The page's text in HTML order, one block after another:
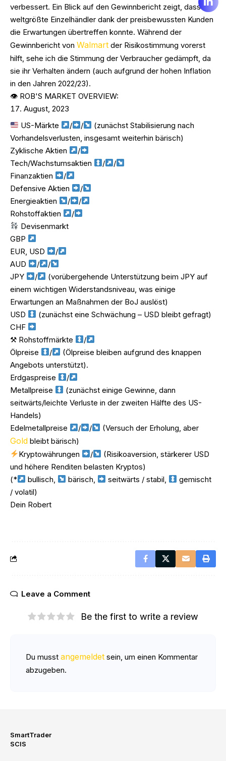
verbessert. Ein Blick auf den Gewinnbericht zeigt, dass der
weltgrößte Einzelhändler dank der preisbewussten Kunden
die Erwartungen übertreffen konnte. Während der
Gewinnbericht von Walmart der Risikostimmung vorerst
hilft, sehe ich die Stimmung der Verbraucher gedämpft, da
sie ihr Verhalten ändern (auch aufgrund der hohen Inflation
in den Jahren 2022/23).
👁 ROB'S MARKET OVERVIEW:
August, 2023
US-Märkte
/ /
(zunächst Stabilisierung nach
Vorhandelsverlusten, insgesamt weiterhin bärisch)
Zyklische Aktien
/
Tech/Wachstumsaktien
/
/
Finanzaktien
/
Defensive Aktien
/
Energieaktien
/
/
Rohstoffaktien
/
Devisenmarkt
GBP
EUR, USD
/
AUD
/
/
JPY
/
(vorübergehende Unterstützung beim JPY auf
einem wichtigen Widerstandsniveau, was einige
Erwartungen an Maßnahmen der BoJ auslöst)
USD
(zunächst eine Schwächung – USD bleibt gefragt)
CHF
⚒ Rohstoffmärkte
/
Ölpreise
/
(Ölpreise bleiben aufgrund des knappen
Angebots unterstützt).
Erdgaspreise
/
Metallpreise
(zunächst einige Gewinne, dann
seitwärts/leichte Verluste in der zweiten Hälfte des US-
Handels)
Edelmetallpreise
/ / (Versuch der Erholung, aber
Gold bleibt bärisch)
Kryptowährungen
/
(Risikoaversion, stärkerer USD
und höhere Renditen belasten Kryptos)
(*
bullisch, bärisch, seitwärts / stabil,
gemischt
/ volatil)
Dein Robert
Leave a Comment
Be the first to write a review
Du musst angemeldet sein, um einen Kommentar
abzugeben.
SmartTrader
SCIS